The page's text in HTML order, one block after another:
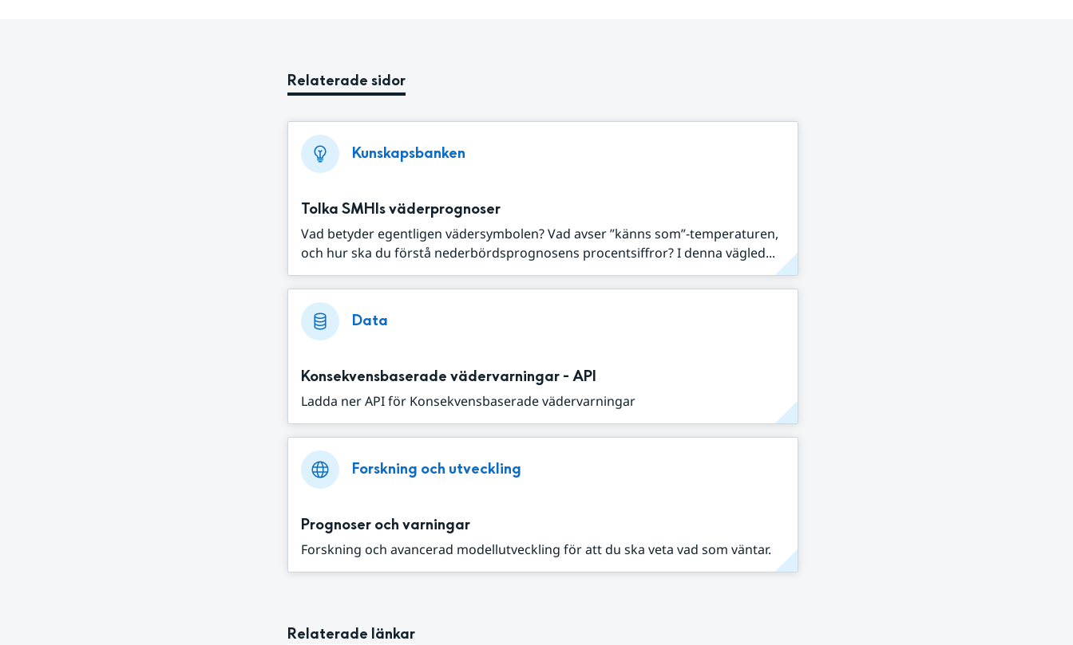
Relaterade sidor
Kunskapsbanken
Tolka SMHIs väderprognoser
Vad betyder egentligen vädersymbolen? Vad avser ”känns som”-temperaturen,
och hur ska du förstå nederbördsprognosens procentsiffror? I denna vägled...
Data
Konsekvensbaserade vädervarningar - API
Ladda ner API för Konsekvensbaserade vädervarningar
Forskning och utveckling
Prognoser och varningar
Forskning och avancerad modellutveckling för att du ska veta vad som väntar.
Relaterade länkar